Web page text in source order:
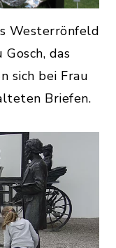
Westerrönfeld
das
sich bei Frau
Briefen.